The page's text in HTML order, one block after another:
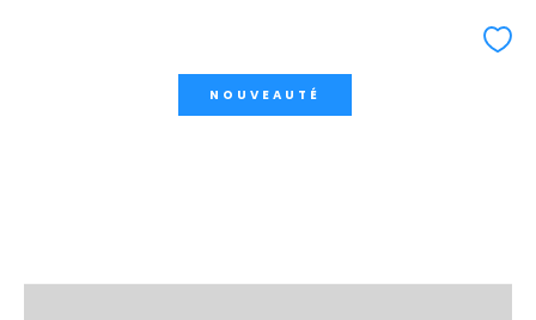
NOUVEAUTÉ